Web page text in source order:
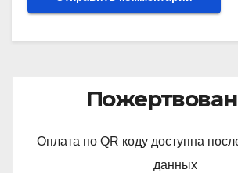
Оплата по QR коду доступна
данных